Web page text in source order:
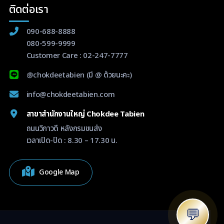
ติดต่อเรา
090-688-8888
080-599-9999
Customer Care : 02-247-7777
@chokdeetabien (มี @ ด้วยนะคะ)
info@chokdeetabien.com
สาขาสำนักงานใหญ่ Chokdee Tabien
ถนนวิภาวดี หลังกรมขนส่ง
เวลาเปิด-ปิด : 8.30 – 17.30 น.
Google Map
💬